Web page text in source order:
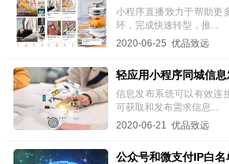
小程序直播致力于帮助更
环，完成快速转型，推...
2020-06-25 优品致远
轻应用小程序同城信
信息发布系统可以有效连
可获取和发布需求信息...
2020-06-21 优品致远
公众号和微支付IP白名